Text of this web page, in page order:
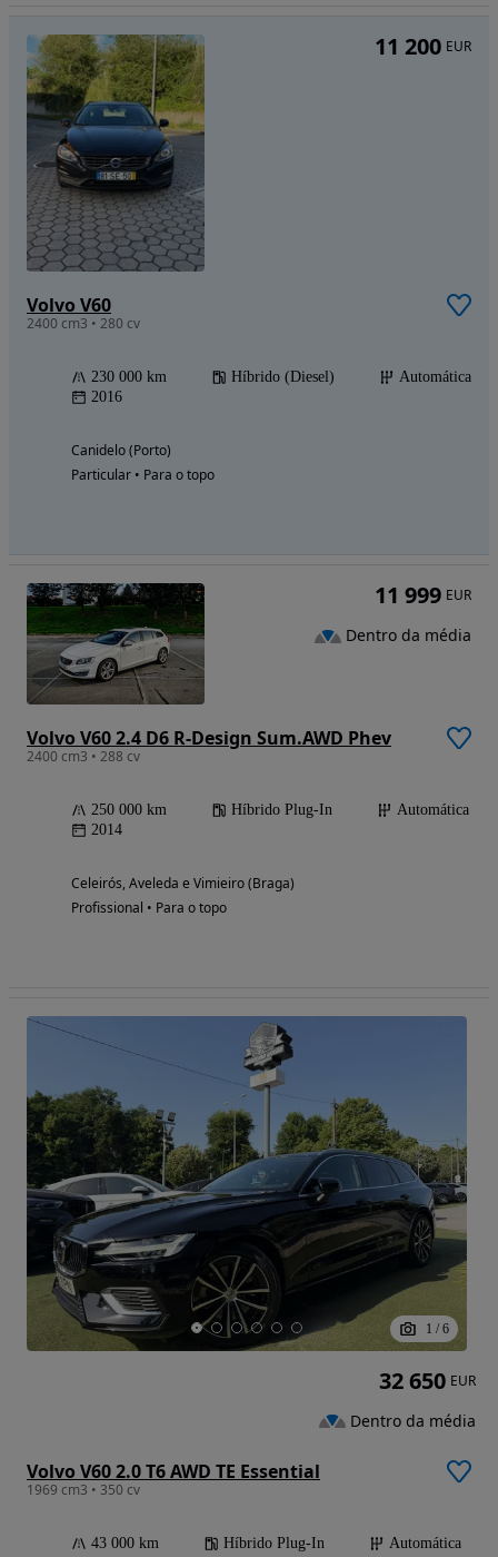
Volvo V60
2400 cm3 • 280 cv
230 000 km Híbrido (Diesel)
Automática
2016
Canidelo (Porto)
Particular • Para o topo
11 200 EUR
Volvo V60 2.4 D6 R-Design Sum.AWD Phev
2400 cm3 • 288 cv
250 000 km Híbrido Plug-In
Automática
2014
Celeirós, Aveleda e Vimieiro (Braga)
Profissional • Para o topo
11 999 EUR
Dentro da média
1 / 6
Volvo V60 2.0 T6 AWD TE Essential
1969 cm3 • 350 cv
43 000 km Híbrido Plug-In
Automática
32 650 EUR
Dentro da média